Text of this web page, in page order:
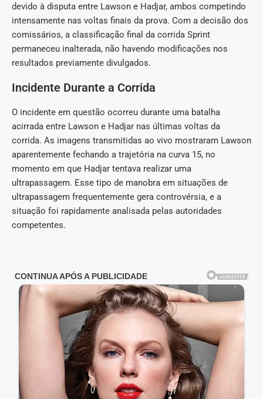
devido à disputa entre Lawson e Hadjar, ambos competindo
intensamente nas voltas finais da prova. Com a decisão dos
comissários, a classificação final da corrida Sprint
permaneceu inalterada, não havendo modificações nos
resultados previamente divulgados.
Incidente Durante a Corrida
O incidente em questão ocorreu durante uma batalha
acirrada entre Lawson e Hadjar nas últimas voltas da
corrida. As imagens transmitidas ao vivo mostraram Lawson
aparentemente fechando a trajetória na curva 15, no
momento em que Hadjar tentava realizar uma
ultrapassagem. Esse tipo de manobra em situações de
ultrapassagem frequentemente gera controvérsia, e a
situação foi rapidamente analisada pelas autoridades
competentes.